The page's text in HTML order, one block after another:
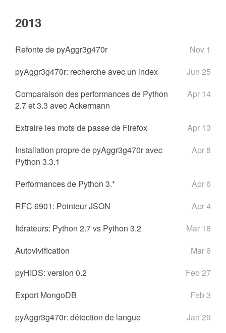
2013
Refonte de pyAggr3g470r
Nov 1
pyAggr3g470r: recherche avec un index
Jun 25
Comparaison des performances de Python
2.7 et 3.3 avec Ackermann
Apr 14
Extraire les mots de passe de Firefox
Apr 13
Installation propre de pyAggr3g470r avec
Python 3.3.1
Apr 8
Performances de Python 3.*
Apr 6
RFC 6901: Pointeur JSON
Apr 4
Itérateurs: Python 2.7 vs Python 3.2
Mar 18
Autovivification
Mar 6
pyHIDS: version 0.2
Feb 27
Export MongoDB
Feb 3
pyAggr3g470r: détection de langue
Jan 29